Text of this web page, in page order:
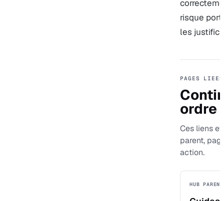
risque
les
PAGES LIEES
ordre
Ces liens
parent,
action.
HUB PARENT